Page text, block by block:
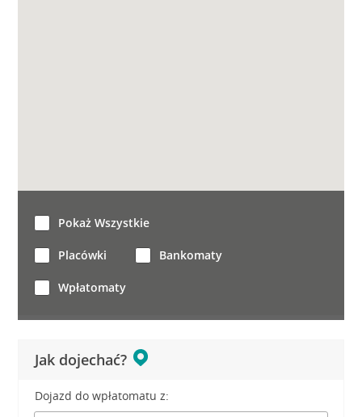
Jak dojechać?
Dojazd do wpłatomatu z:
Pokaż Wszystkie
Placówki Bankomaty
Wpłatomaty